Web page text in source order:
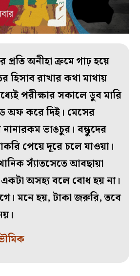
অনীহা ক্রমে গাঢ় হয়ে
হিসাব রাখার কথা মাথায়
পরীক্ষার সকালে ডুব মারি
করে দিই। মেসের
ভাঙচুর। বন্ধুদের
পেয়ে দূরে চলে যাওয়া।
স্যাঁতসেতে আবছায়া
অসহ্য বলে বোধ হয় না।
মনে হয়, টাকা জরুরি, তবে